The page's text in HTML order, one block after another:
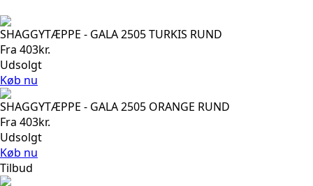
SHAGGYTÆPPE - GALA 2505 TURKIS RUND
Fra 403kr.
Udsolgt
Køb nu
SHAGGYTÆPPE - GALA 2505 ORANGE RUND
Fra 403kr.
Udsolgt
Køb nu
Tilbud